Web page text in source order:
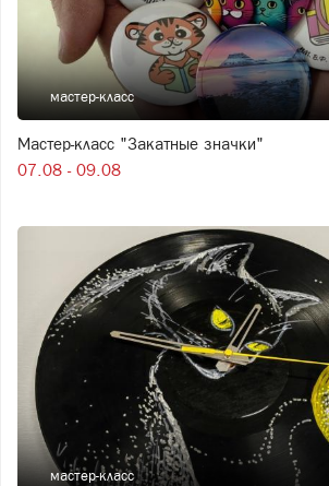
мастер-класс
Мастер-класс "Закатные значки"
07.08 - 09.08
мастер-класс